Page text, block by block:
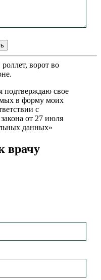
подтверждаю свое
в форму моих
с
от 27 июля
данных»
врачу